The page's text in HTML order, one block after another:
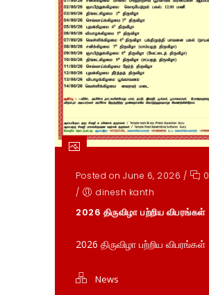
Posted on June 6, 2026 /
0
/
dinesh kanth
2026 திருவிழா பற்றிய விபரங்கள்
2026 திருவிழா பற்றிய விபரங்கள்
News